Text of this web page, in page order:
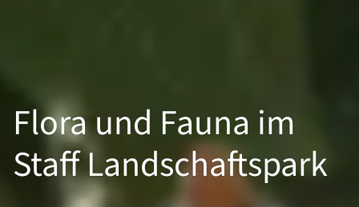
Flora und Fauna im
Staff Landschaftspark